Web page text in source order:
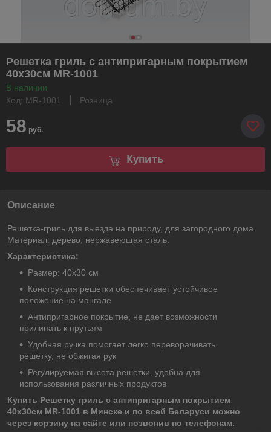
Решетка гриль с антипригарным покрытием
40х30см MR-1001
В наличии
Код: MR-1001
Розница
58 руб.
Купить
Описание
Решетка-гриль для выезда на природу, для загородного дома.
Материал: дерево, нержавеющая сталь.
Характеристика:
Размер: 40х30 см
Конструкция решетки обеспечивает устойчивое
положение на мангале
Антипригарное покрытие, не дает возможности
прилипать к прутьям
Удобная ручка помогает легко переворачивать
решетку, не обжигая рук
Регулируемая высота решетки, удобна для
использования различных продуктов
Купить Решетку гриль с антипригарным покрытием
40х30см MR-1001 в Минске и по всей Беларуси можно
через корзину на сайте или позвонив по телефонам.